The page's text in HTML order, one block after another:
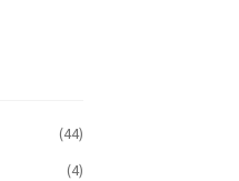
(44)
(4)